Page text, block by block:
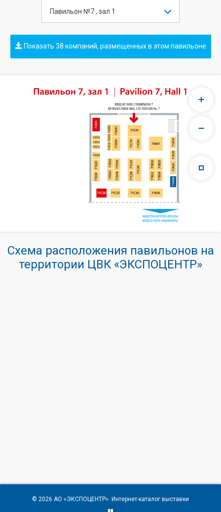
Павильон №7 , зал 1
Показать 38 компаний, размещенных в этом павильоне
Схема расположения павильонов на
территории ЦВК «ЭКСПОЦЕНТР»
© 2026 АО «ЭКСПОЦЕНТР». Интернет-каталог выставки